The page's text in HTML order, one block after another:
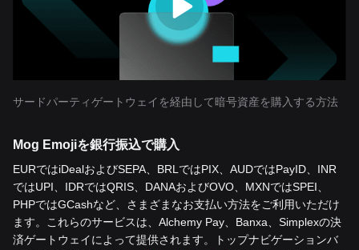
サードパーティゲートウェイを経由して暗号資産を購入する方法
Mog Emojiを銀行振込で購入
EURではiDealおよびSEPA、BRLではPIX、AUDではPayID、INR
ではUPI、IDRではQRIS、DANAおよびOVO、MXNではSPEI、
PHPではGCashなど、さまざまなお支払い方法をご利用いただけ
ます。これらのサービスは、Alchemy Pay、Banxa、Simplexの決
済ゲートウェイによって提供されます。トップナビゲーションバ